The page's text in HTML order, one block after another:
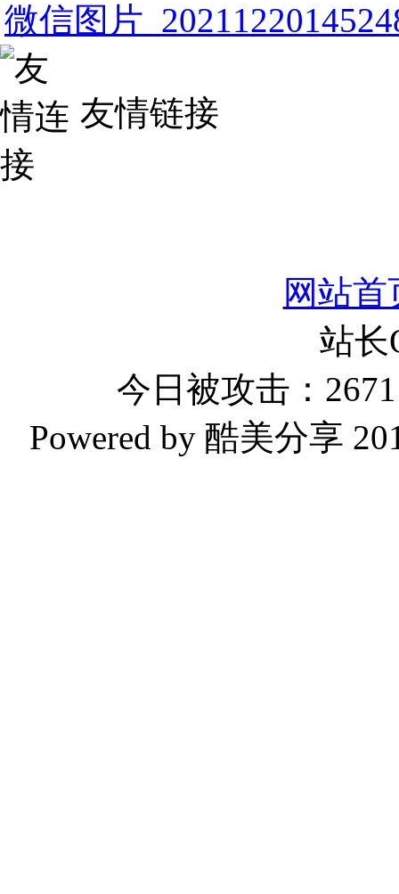
微信图片
友情链接
网站首
站
今日被攻击：
Powered by 酷美分享